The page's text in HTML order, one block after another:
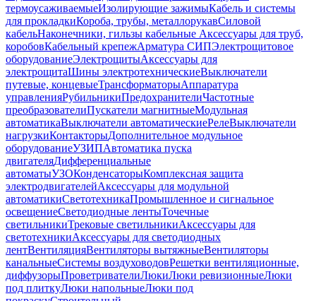
термоусаживаемыеИзолирующие зажимыКабель и системы
для прокладкиКороба, трубы, металлорукавСиловой
кабельНаконечники, гильзы кабельные Аксессуары для труб,
коробовКабельный крепежАрматура СИПЭлектрощитовое
оборудованиеЭлектрощитыАксессуары для
электрощитаШины электротехническиеВыключатели
путевые, концевыеТрансформаторыАппаратура
управленияРубильникиПредохранителиЧастотные
преобразователиПускатели магнитныеМодульная
автоматикаВыключатели автоматическиеРелеВыключатели
нагрузкиКонтакторыДополнительное модульное
оборудованиеУЗИПАвтоматика пуска
двигателяДифференциальные
автоматыУЗОКонденсаторыКомплексная защита
электродвигателейАксессуары для модульной
автоматикиСветотехникаПромышленное и сигнальное
освещениеСветодиодные лентыТочечные
светильникиТрековые светильникиАксессуары для
светотехникиАксессуары для светодиодных
лентВентиляцияВентиляторы вытяжныеВентиляторы
канальныеСистемы воздуховодовРешетки вентиляционные,
диффузорыПроветривателиЛюкиЛюки ревизионныеЛюки
под плиткуЛюки напольныеЛюки под